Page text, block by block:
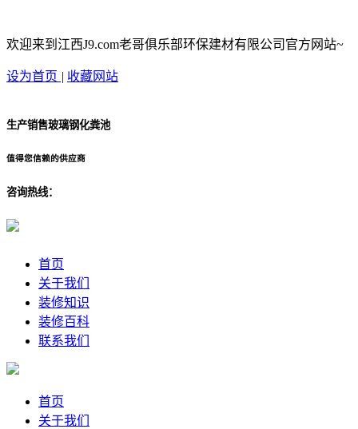
欢迎来到江西J9.com老哥俱乐部环保建材有限公司官方网站~
设为首页 | 收藏网站
生产销售玻璃钢化粪池
值得您信赖的供应商
咨询热线：
首页
关于我们
装修知识
装修百科
联系我们
首页
关于我们